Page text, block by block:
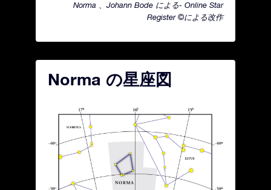
Norma 、Johann Bode による- Online Star
Register ©による改作
Norma の星座図